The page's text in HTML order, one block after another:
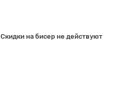
Скидки на бисер не действуют